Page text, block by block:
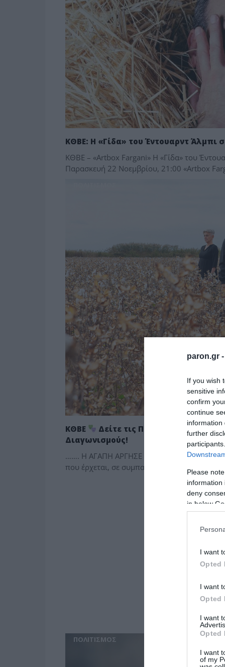
paron.gr -
If you wish
sensitive
confirm
continue
information
further
Please
information
deny
in below
I want
Opted
I want
Opted
I want
Opted
I want
of my
ΚΘΒΕ: Η «Γίδα» του Έντουαρντ Άλμπι
ΚΘΒΕ – «Artbox Fargani» Η «Γίδα» του
Παρασκευή 22 Νοεμβρίου, 21:00 «Artbox
ΚΘΒΕ
Δείτε τις Πρεμιέρες τις
Διαγωνισμούς!
……. Η ΑΓΑΠΗ ΑΡΓΗΣΕ ΜΙΑ ΜΕΡΑ Ύμνο στην
που έρχεται, σε συμπαραγωγή, του
ΠΟΛΙΤΙΣΜΟΣ